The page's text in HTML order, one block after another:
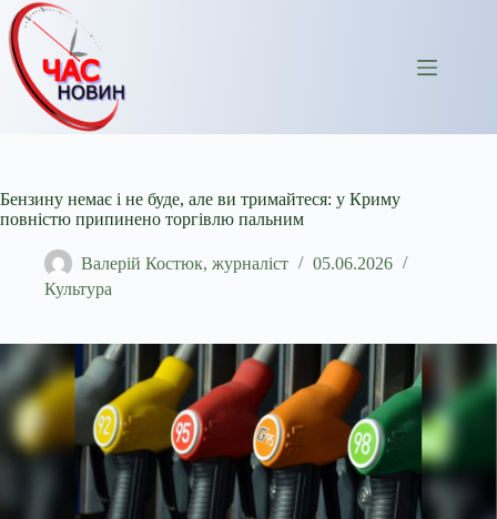
Перейти
до
вмісту
Бензину немає і не буде, але ви тримайтеся: у Криму
повністю припинено торгівлю пальним
Валерій Костюк, журналіст
05.06.2026
Культура